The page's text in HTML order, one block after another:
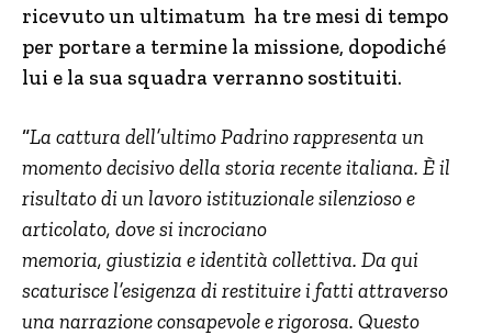
ricevuto un ultimatum ha tre mesi di tempo
per portare a termine la missione, dopodiché
lui e la sua squadra verranno sostituiti.
“La cattura dell’ultimo Padrino rappresenta un
momento decisivo della storia recenteitaliana. È il
risultato di un lavoro istituzionale silenzioso e
articolato, dove si incrociano
memoria, giustizia e identità collettiva. Da qui
scaturisce l’esigenza di restituire i fatti attraverso
una narrazione consapevole e rigorosa. Questo